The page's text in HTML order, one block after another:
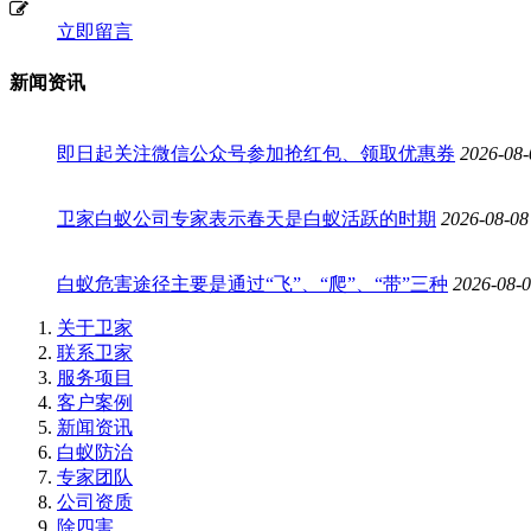
立即留言
新闻资讯
即日起关注微信公众号参加抢红包、领取优惠券 2026-
卫家白蚁公司专家表示春天是白蚁活跃的时期 2026-08-08
白蚁危害途径主要是通过“飞”、“爬”、“带”三种 2026-08-
关于卫家
联系卫家
服务项目
客户案例
新闻资讯
白蚁防治
专家团队
公司资质
除四害